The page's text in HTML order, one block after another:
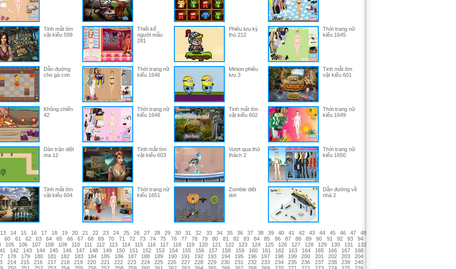
Tinh mắt tìm
vật kiểu 599
Thiết kế
người mẫu
281
Phiêu lưu kỳ
thú 212
Thời trang nữ
kiểu 1645
Dẫn đường
cho gà con
Thời trang nữ
kiểu 1646
Minion phiêu
lưu 3
Tinh mắt tìm
vật kiểu 601
Không chiến
42
Thời trang nữ
kiểu 1648
Tinh mắt tìm
vật kiểu 602
Thời trang nữ
kiểu 1649
Dàn trận diệt
ma 12
Tinh mắt tìm
vật kiểu 603
Vượt qua thử
thách 2
Thời trang nữ
kiểu 1650
Tinh mắt tìm
vật kiểu 604
Thời trang nữ
kiểu 1651
Zombie diệt
dơi
Dẫn đường về
nhà 2
13 14 15 16 17 18 19 20 21 22 23 24 25 26 27 28 29 30 31 32 33 34 35 36 37 38 39 40 41 42 43 44 45 46 47
48
60 61 62 63 64 65 66 67 68 69 70 71 72 73 74 75 76 77 78 79 80 81 82 83 84 85 86 87 88 89 90 91 92 93
94
105 106 107 108 109 110 111 112 113 114 115 116 117 118 119 120 121 122 123 124 125 126 127 128 129 130 131
132
142 143 144 145 146 147 148 149 150 151 152 153 154 155 156 157 158 159 160 161 162 163 164 165 166 167
168
178 179 180 181 182 183 184 185 186 187 188 189 190 191 192 193 194 195 196 197 198 199 200 201 202 203
204
214 215 216 217 218 219 220 221 222 223 224 225 226 227 228 229 230 231 232 233 234 235 236 237 238 239
240